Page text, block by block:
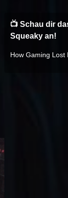
📺 Schau dir
Squeaky an!
How Gaming Lost